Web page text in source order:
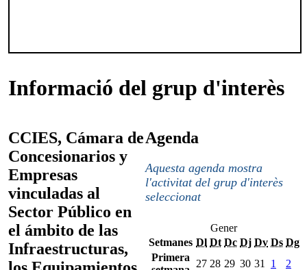
Informació del grup d'interès
CCIES, Cámara de
Concesionarios y
Empresas
vinculadas al
Sector Público en
el ámbito de las
Infraestructuras,
Agenda
Aquesta agenda mostra
l'activitat del grup d'interès
seleccionat
Gener
Setmanes Dl Dt Dc Dj Dv Ds Dg
Primera
27 28 29 30 31 1
2